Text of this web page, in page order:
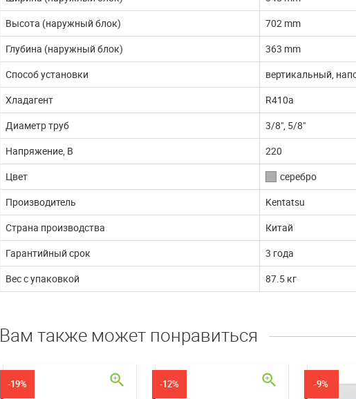
Высота (наружный блок)
702 mm
Глубина (наружный блок)
363 mm
Способ установки
вертикальный,
Хладагент
R410a
Диаметр труб
3/8", 5/8"
Напряжение, В
220
Цвет
серебро
Производитель
Kentatsu
Страна производства
Китай
Гарантийный срок
3 года
Вес с упаковкой
87.5 кг
Вам также может понравиться
-19% zoom_in -12% zoom_in -9%